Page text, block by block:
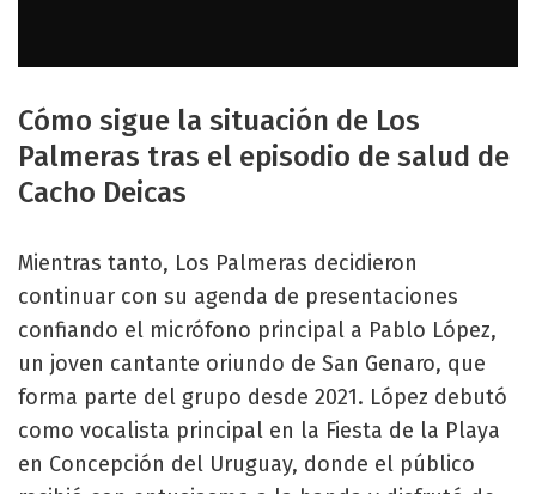
Cómo sigue la situación de Los
Palmeras tras el episodio de salud de
Cacho Deicas
Mientras tanto, Los Palmeras decidieron
continuar con su agenda de presentaciones
confiando el micrófono principal a Pablo López,
un joven cantante oriundo de San Genaro, que
forma parte del grupo desde 2021. López debutó
como vocalista principal en la Fiesta de la Playa
en Concepción del Uruguay, donde el público